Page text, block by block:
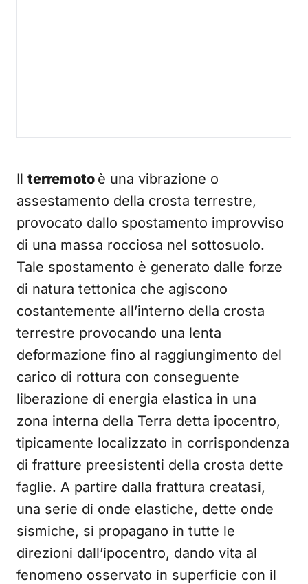
Il terremoto è una vibrazione o
assestamento della crosta terrestre,
provocato dallo spostamento improvviso
di una massa rocciosa nel sottosuolo.
Tale spostamento è generato dalle forze
di natura tettonica che agiscono
costantemente all’interno della crosta
terrestre provocando una lenta
deformazione fino al raggiungimento del
carico di rottura con conseguente
liberazione di energia elastica in una
zona interna della Terra detta ipocentro,
tipicamente localizzato in corrispondenza
di fratture preesistenti della crosta dette
faglie. A partire dalla frattura creatasi,
una serie di onde elastiche, dette onde
sismiche, si propagano in tutte le
direzioni dall’ipocentro, dando vita al
fenomeno osservato in superficie con il